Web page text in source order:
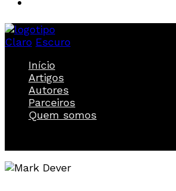
Claro Escuro
Início
Artigos
Autores
Parceiros
Quem somos